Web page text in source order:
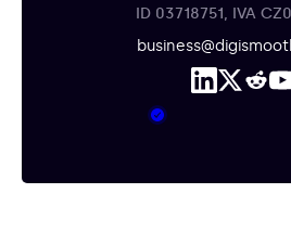
ID 03718751, IVA